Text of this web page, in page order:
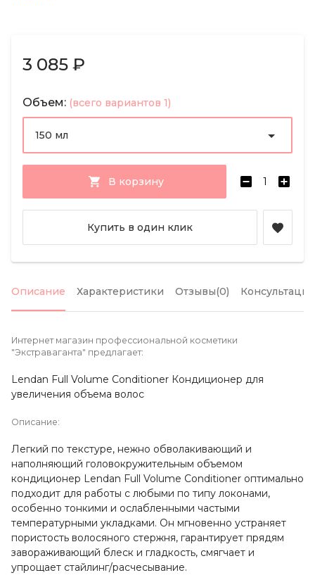
3 085 ₽
Объем: (всего вариантов 1)
150 мл
В корзину
Купить в один клик
Описание Характеристики Отзывы(0) Консультация
Интернет магазин профессиональной косметики
"Экстраваганта" предлагает:
Lendan Full Volume Conditioner Кондиционер для
увеличения объема волос
Описание:
Легкий по текстуре, нежно обволакивающий и
наполняющий головокружительным объемом
кондиционер Lendan Full Volume Conditioner оптимально
подходит для работы с любыми по типу локонами,
особенно тонкими и ослабленными частыми
температурными укладками. Он мгновенно устраняет
пористость волосяного стержня, гарантирует прядям
завораживающий блеск и гладкость, смягчает и
упрощает стайлинг/расчесывание.